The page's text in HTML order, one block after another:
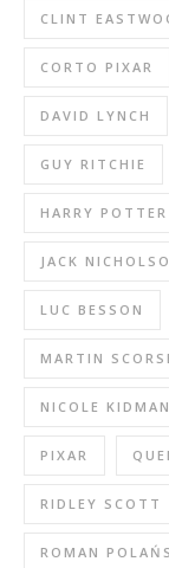
CLINT
CORTO PIXAR
DAVID LYNCH
GUY RITCHIE
HARRY POTTER
JACK
LUC BESSON
MARTIN
NICOLE KIDMAN
PIXAR
RIDLEY SCOTT
ROMAN